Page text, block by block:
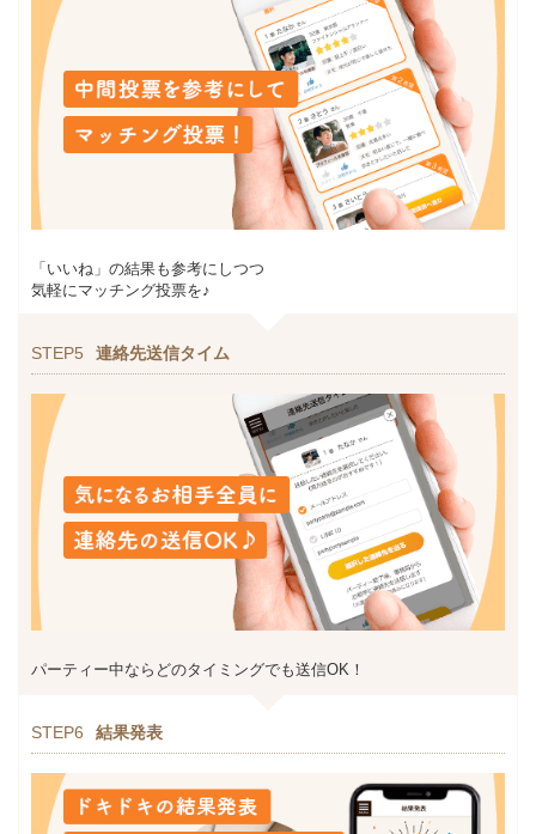
「いいね」の結果も参考にしつつ
気軽にマッチング投票を♪
STEP5 連絡先送信タイム
パーティー中ならどのタイミングでも送信OK！
STEP6 結果発表